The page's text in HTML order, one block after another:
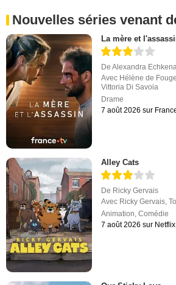
Nouvelles séries venant
La mère et
DeAlexandra
Avec Hélène de
Vittoria Di Savoia
Drame
7 août 2026 sur
Alley Cats
De Ricky Gervais
Avec Ricky Gervais,
Animation,Comédie
7 août 2026 sur Netflix